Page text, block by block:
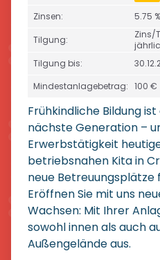
Zinsen:
5.75 %
Tilgung:
Zins/
Tilgung bis:
Mindestanlagebetrag: 100 €
Frühkindliche Bildung
nächste Generation –
Erwerbstätigkeit
betriebsnahen Kita in
neue Betreuungsplätze
Eröffnen Sie mit uns
Wachsen: Mit Ihrer
sowohl innen als auch
Außengelände aus.